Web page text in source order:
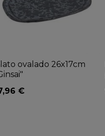
ovalado 26x17cm
€